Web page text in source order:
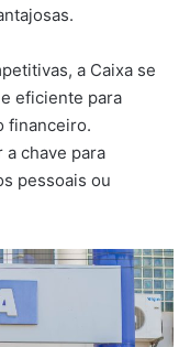
a Caixa se
eficiente para
financeiro.
chave para
pessoais ou